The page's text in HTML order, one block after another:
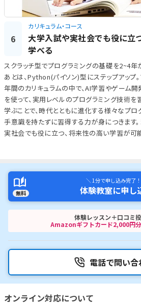
6
カリキュラム・コース
大学入試や実社会でも役に
学べる
スクラッチ型でプログラミングの基礎を2~4年
あとは、Python(パイソン)型にステップアップ
年間のカリキュラムの中で、AI学習やゲーム
を使って、実用レベルのプログラミング技術
学ぶことで、時代とともに進化する様々なプ
手意識を持たずに習得する力が身につきます
実社会でも役に立つ、将来性の高い学習が可能
無料
＼ 1分で申し込み完了
体験教室に申し
体験レッスン＋口コミ
Amazonギフトカード2,000円分
電話で問い合
オンライン対応について